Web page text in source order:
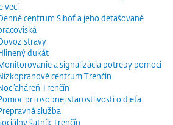
veci
centrum Sihoť a jeho detašované
stravy
dukát
a signalizácia potreby pomoci
centrum Trenčín
Trenčín
pri osobnej starostlivosti o dieťa
služba
šatník Trenčín